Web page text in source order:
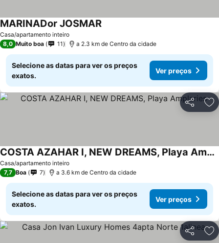
Casa/apartamento inteiro
MARINADor JOSMAR
8,0 Muito boa 11 a 2.3 km de Centro da cidade
Selecione as datas para ver os preços
exatos.
Ver preços
Partilhar
Casa/apartamento inteiro
COSTA AZAHAR I, NEW DREAMS, Playa Amplaries
7,7 Boa 7 a 3.6 km de Centro da cidade
Selecione as datas para ver os preços
exatos.
Ver preços
Partilhar